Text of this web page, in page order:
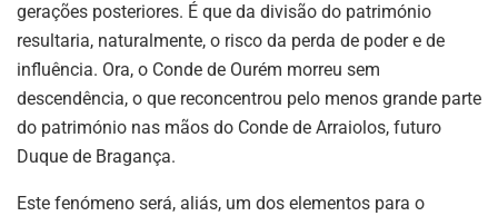
gerações posteriores. É que da divisão do património
resultaria, naturalmente, o risco da perda de poder e de
influência. Ora, o Conde de Ourém morreu sem
descendência, o que reconcentrou pelo menos grande parte
do património nas mãos do Conde de Arraiolos, futuro
Duque de Bragança.
Este fenómeno será, aliás, um dos elementos para o